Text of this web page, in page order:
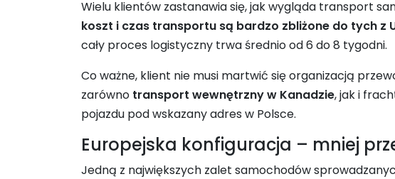
Wielu klientów zastanawia się, jak wygląda transport
koszt i czas transportu są bardzo zbliżone do tych z
cały proces logistyczny trwa średnio od 6 do 8 tygodni.
Co ważne, klient nie musi martwić się organizacją
zarówno transport wewnętrzny w Kanadzie, jak i
pojazdu pod wskazany adres w Polsce.
Europejska konfiguracja – mniej
Jedną z największych zalet samochodów